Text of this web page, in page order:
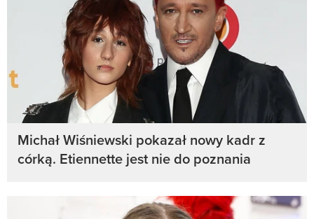
Michał Wiśniewski pokazał nowy kadr z
córką. Etiennette jest nie do poznania